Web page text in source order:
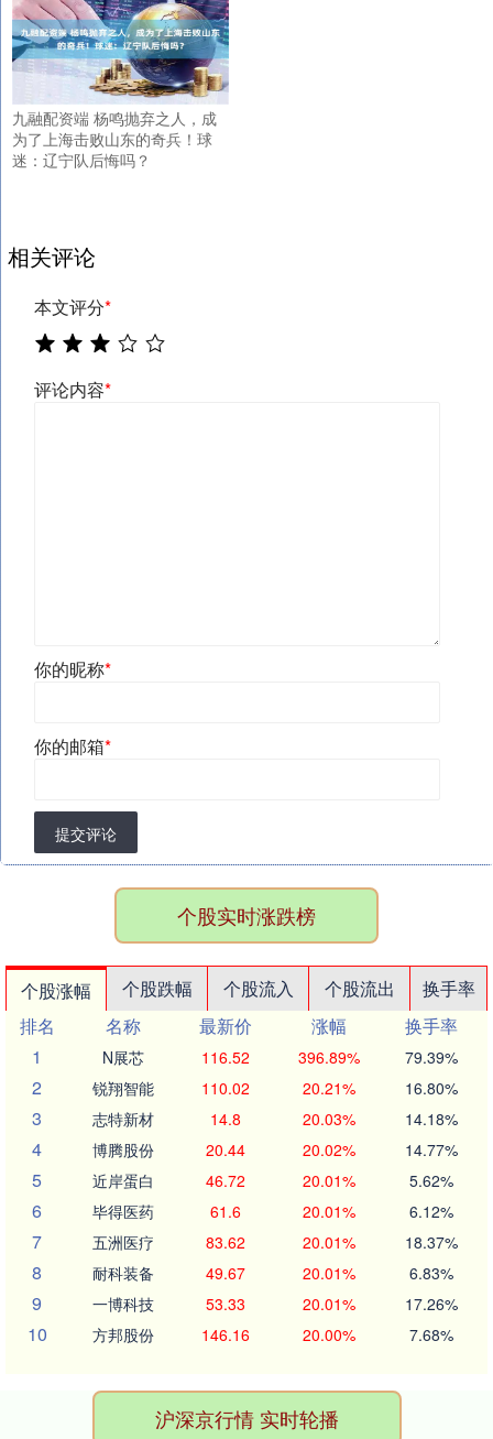
九融配资端 杨鸣抛弃之人，成
为了上海击败山东的奇兵！球
迷：辽宁队后悔吗？
相关评论
本文评分*
评论内容*
你的昵称*
你的邮箱*
提交评论
个股实时涨跌榜
个股涨幅 个股跌幅 个股流入 个股流出
换手率
排名
名称 最新价 涨幅
换手率
1
N展芯 116.52 396.89% 79.39%
2 锐翔智能 110.02 20.21% 16.80%
3 志特新材 14.8 20.03% 14.18%
4 博腾股份 20.44 20.02% 14.77%
5 近岸蛋白 46.72 20.01% 5.62%
6 毕得医药 61.6 20.01% 6.12%
7 五洲医疗 83.62 20.01% 18.37%
8 耐科装备 49.67 20.01% 6.83%
9 一博科技 53.33 20.01% 17.26%
10 方邦股份 146.16 20.00% 7.68%
沪深京行情 实时轮播